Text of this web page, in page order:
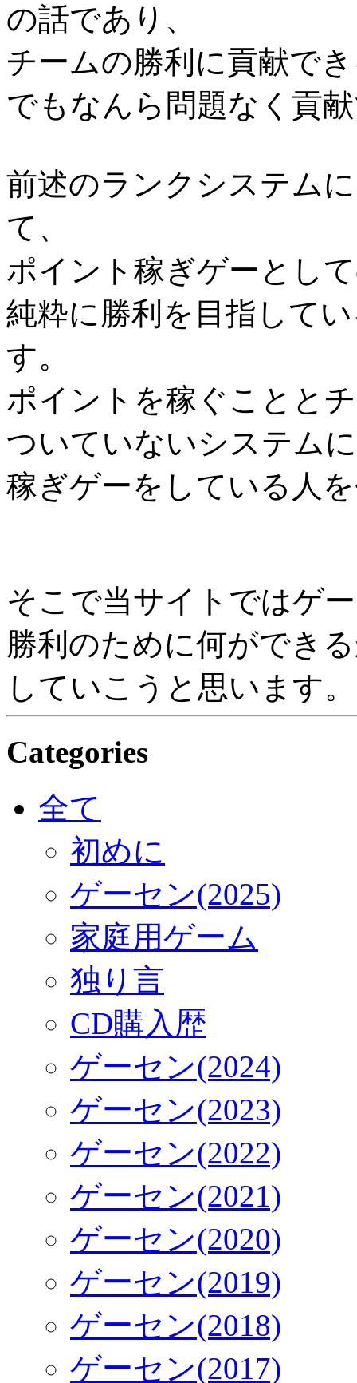
の話であり、
チームの勝利に貢献で
でもなんら問題なく貢
前述のランクシステム
て、
ポイント稼ぎゲーとし
純粋に勝利を目指して
す。
ポイントを稼ぐことと
ついていないシステム
稼ぎゲーをしている人
そこで当サイトではゲ
勝利のために何ができ
していこうと思います。
Categories
全て
初めに
ゲーセン(2025)
家庭用ゲーム
独り言
CD購入歴
ゲーセン(2024)
ゲーセン(2023)
ゲーセン(2022)
ゲーセン(2021)
ゲーセン(2020)
ゲーセン(2019)
ゲーセン(2018)
ゲーセン(2017)